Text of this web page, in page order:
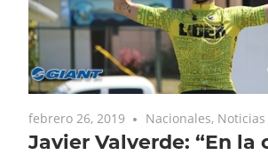
febrero 26, 2019 Nacionales, Noticias
Javier Valverde: “En la